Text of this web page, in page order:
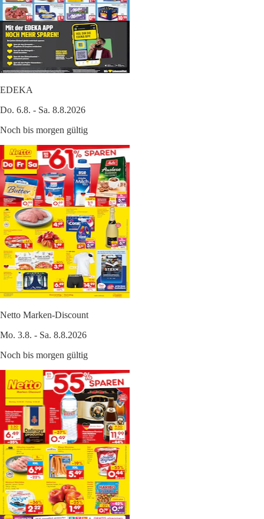
EDEKA
Do. 6.8. - Sa. 8.8.2026
Noch bis morgen gültig
Netto Marken-Discount
Mo. 3.8. - Sa. 8.8.2026
Noch bis morgen gültig